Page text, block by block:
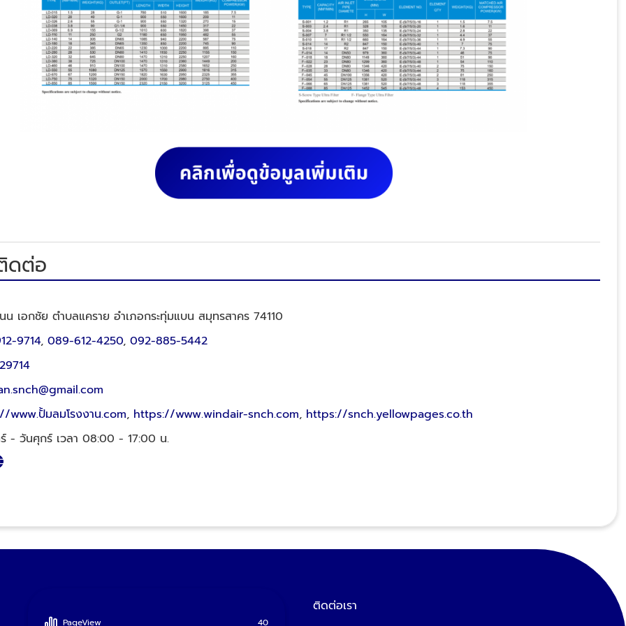
ดต่อ
เอกชัย ตำบลแคราย อำเภอกระทุ่มแบน สมุทรสาคร 74110
9714, 089-612-4250, 092-885-5442
www.ปั้มลมโรงงาน.com, https://www.windair-snch.com, https://snch.yellowpages.co.th
- วันศุกร์ เวลา 08:00 - 17:00 น.
PageView 40
ติดต่อเรา